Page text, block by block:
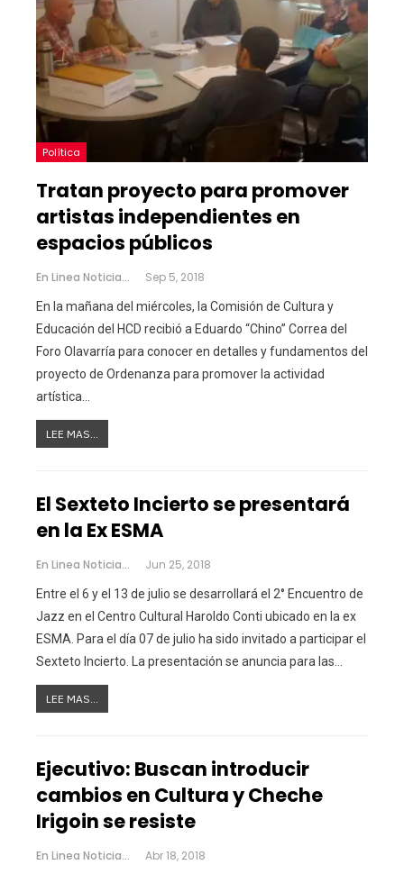
Política
Tratan proyecto para promover
artistas independientes en
espacios públicos
En Linea Noticias Sep 5, 2018
En la mañana del miércoles, la Comisión de Cultura y
Educación del HCD recibió a Eduardo “Chino” Correa del
Foro Olavarría para conocer en detalles y fundamentos del
proyecto de Ordenanza para promover la actividad
artística…
LEE MAS...
El Sexteto Incierto se presentará
en la Ex ESMA
En Linea Noticias Jun 25, 2018
Entre el 6 y el 13 de julio se desarrollará el 2° Encuentro de
Jazz en el Centro Cultural Haroldo Conti ubicado en la ex
ESMA. Para el día 07 de julio ha sido invitado a participar el
Sexteto Incierto. La presentación se anuncia para las…
LEE MAS...
Ejecutivo: Buscan introducir
cambios en Cultura y Cheche
Irigoin se resiste
En Linea Noticias Abr 18, 2018